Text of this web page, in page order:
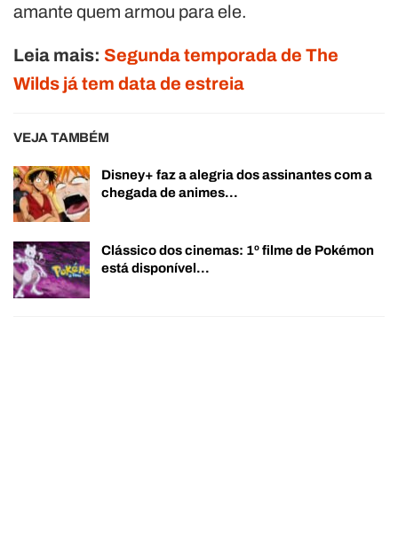
amante quem armou para ele.
Leia mais: Segunda temporada de The
Wilds já tem data de estreia
VEJA TAMBÉM
Disney+ faz a alegria dos assinantes com a
chegada de animes…
Clássico dos cinemas: 1º filme de Pokémon
está disponível…